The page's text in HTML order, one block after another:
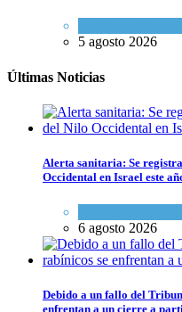
5 agosto 2026
Últimas Noticias
Alerta sanitaria: Se
Occidental en Israel este
6 agosto 2026
Debido a un fallo del
enfrentan a un cierre a